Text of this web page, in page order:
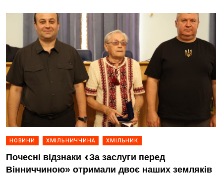
НОВИНИ ХМІЛЬНИЧЧИНА ХМІЛЬНИК
Почесні відзнаки «За заслуги перед
Вінниччиною» отримали двоє наших земляків